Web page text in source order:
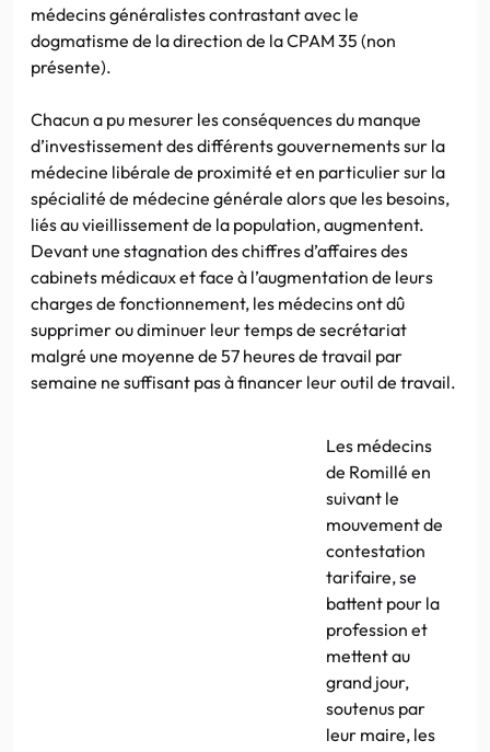
médecins généralistes contrastant avec le
dogmatisme de la direction de la CPAM 35 (non
présente).
Chacun a pu mesurer les conséquences du manque
d’investissement des différents gouvernements sur la
médecine libérale de proximité et en particulier sur la
spécialité de médecine générale alors que les besoins,
liés au vieillissement de la population, augmentent.
Devant une stagnation des chiffres d’affaires des
cabinets médicaux et face à l’augmentation de leurs
charges de fonctionnement, les médecins ont dû
supprimer ou diminuer leur temps de secrétariat
malgré une moyenne de 57 heures de travail par
semaine ne suffisant pas à financer leur outil de travail.
Les médecins
de Romillé en
suivant le
mouvement de
contestation
tarifaire, se
battent pour la
profession et
mettent au
grand jour,
soutenus par
leur maire, les